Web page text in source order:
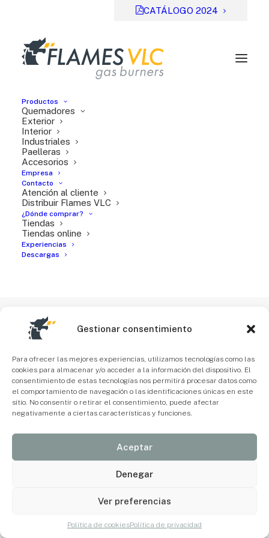
Gestionar consentimiento
Para ofrecer las mejores experiencias, utilizamos tecnologías como las
cookies para almacenar y/o acceder a la información del dispositivo. El
consentimiento de estas tecnologías nos permitirá procesar datos como
el comportamiento de navegación o las identificaciones únicas en este
sitio. No consentir o retirar el consentimiento, puede afectar
negativamente a ciertas características y funciones.
Aceptar
Denegar
Ver preferencias
Política de cookiesPolítica de privacidad
CATÁLOGO 2024
Productos
Quemadores
Exterior
Interior
Industriales
Paelleras
Accesorios
Empresa
Contacto
Atención al cliente
Distribuir Flames VLC
¿Dónde comprar?
Tiendas
Tiendas online
Experiencias
Descargas
File Type:
Categories:
Tags:EN